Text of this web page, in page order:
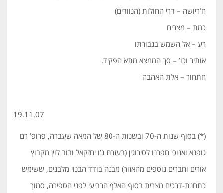
ח’ריושה – דרי החולות (הנוודים)
כמת – מצרים
רע – אל השמש בגבורתו
אותיר וכו’ – סך הממצא מתא הפקיד.
חתחור – אלת האהבה
(*) בסוף שנות ה-70 ובשנות ה-80 של המאה שעברה, פרופ’ רם
גופנא ואנוכי חפרנו לסירוגין (בעזרת ג’ו יחזקאל ובוב לוין מקבוץ
אורים וחברים נוספים מהאזור) מבנה בודד הבנוי מלבנים, ששימש
כתחנת-דרכים מצרית בסוף האלף הרביעי לפני הספירה, סמוך